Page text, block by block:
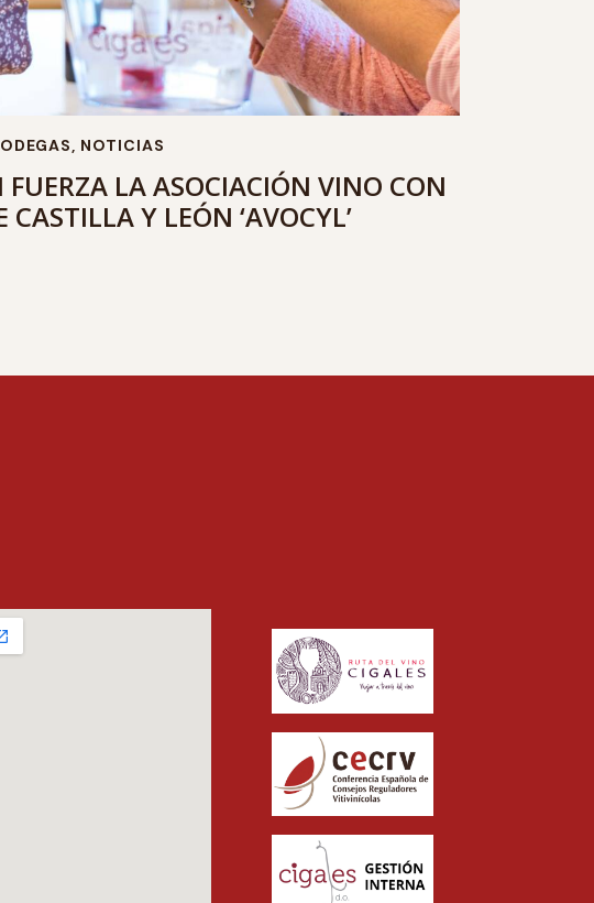
, NOTICIAS
FUERZA LA ASOCIACIÓN VINO CON
CASTILLA Y LEÓN ‘AVOCYL’